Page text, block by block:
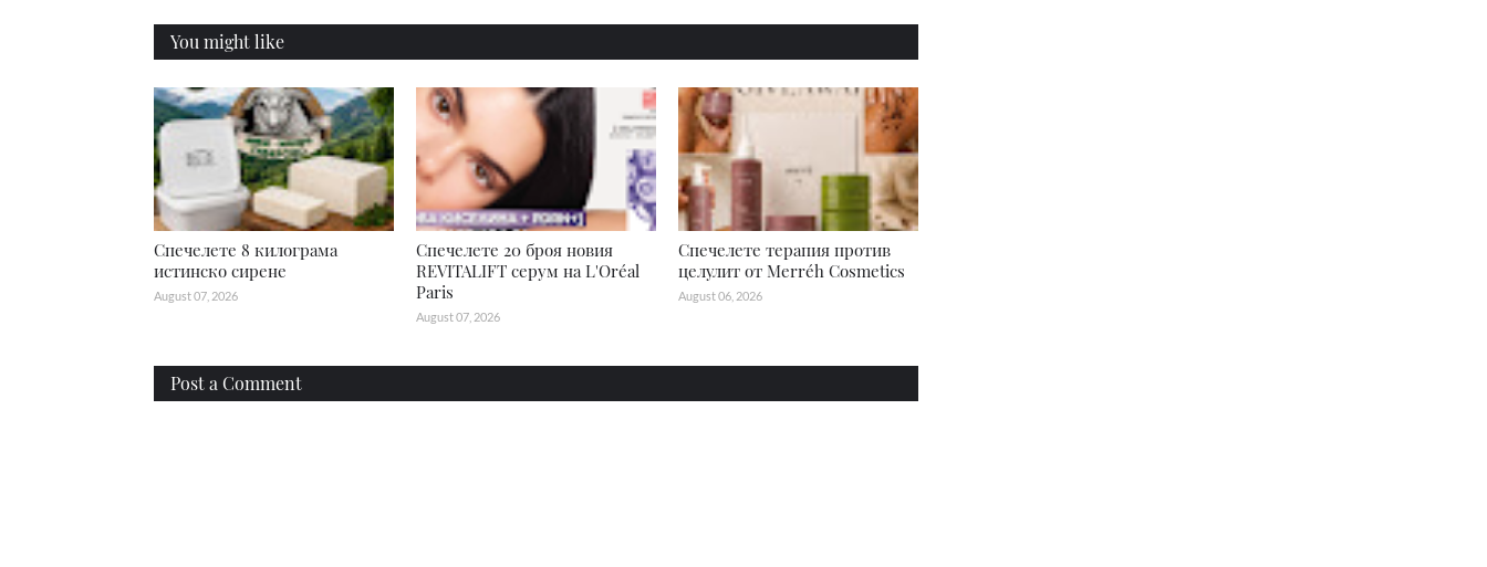
You might like
Спечелете 8 килограма
истинско сирене
August 07, 2026
Спечелете 20 броя новия
REVITALIFT серум на L'Oréal
Paris
August 07, 2026
Спечелете терапия против
целулит от Merréh Cosmetics
August 06, 2026
Post a Comment